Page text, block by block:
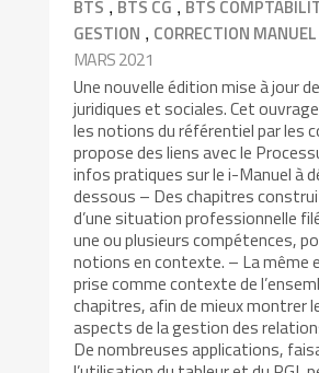
BTS , BTS CG , BTS
GESTION , CORRECTION
MARS 2021
Une nouvelle édition mise à jour
juridiques et sociales. Cet
les notions du référentiel par les
propose des liens avec le
infos pratiques sur le i-Manuel à
dessous – Des chapitres
d’une situation professionnelle
une ou plusieurs compétences,
notions en contexte. – La même
prise comme contexte de
chapitres, afin de mieux montrer
aspects de la gestion des
De nombreuses applications,